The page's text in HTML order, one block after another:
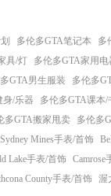
多伦多GTA笔记本
多
具/灯
多伦多GTA家用电
GTA男生服装
多伦多
身/乐器
多伦多GTA课本/
多GTA搬家甩卖
多伦多
Sydney Mines手表/首饰
Lake手表/首饰
Camrose
County手表/首饰 渥